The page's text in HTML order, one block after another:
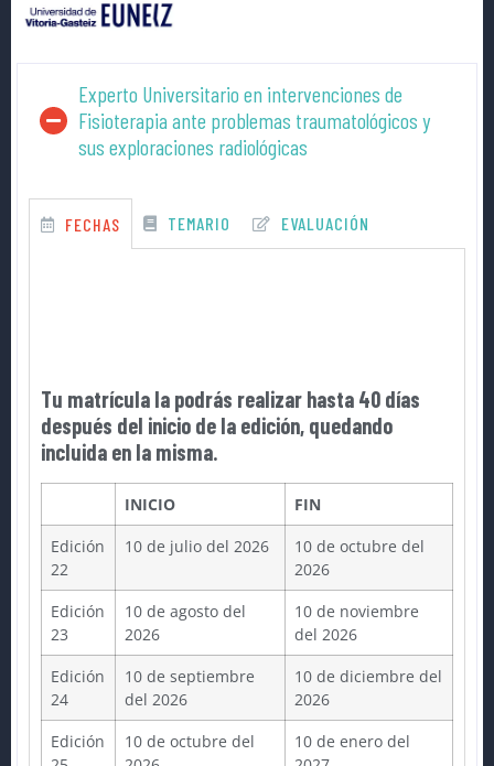
Experto Universitario en intervenciones de
Fisioterapia ante problemas traumatológicos y
sus exploraciones radiológicas
FECHAS TEMARIO EVALUACIÓN
Tu matrícula la podrás realizar hasta 40 días
después del inicio de la edición, quedando
incluida en la misma.
INICIO
FIN
Edición
22
10 de julio del 2026
10 de octubre del
2026
Edición
23
10 de agosto del
2026
10 de noviembre
del 2026
Edición
24
10 de septiembre
del 2026
10 de diciembre del
2026
Edición
10 de octubre del
10 de enero del